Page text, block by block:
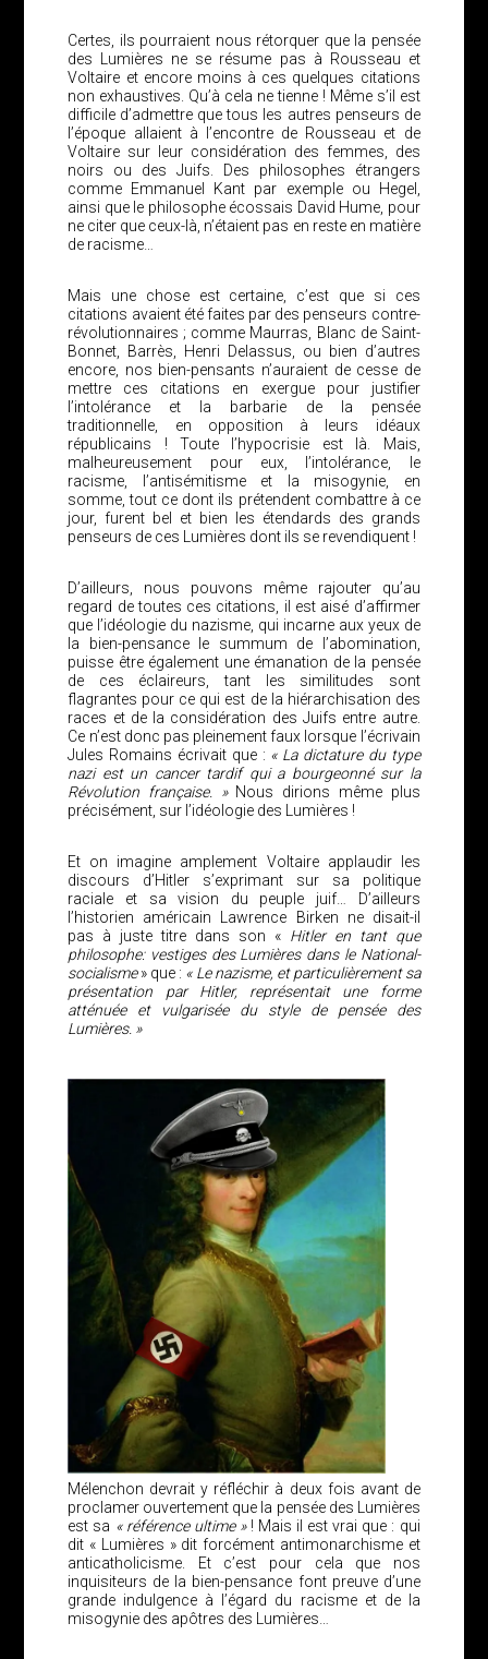
Certes, ils pourraient nous rétorquer que la pensée
des Lumières ne se résume pas à Rousseau et
Voltaire et encore moins à ces quelques citations
non exhaustives. Qu’à cela ne tienne ! Même s’il est
difficile d’admettre que tous les autres penseurs de
l’époque allaient à l’encontre de Rousseau et de
Voltaire sur leur considération des femmes, des
noirs ou des Juifs. Des philosophes étrangers
comme Emmanuel Kant par exemple ou Hegel,
ainsi que le philosophe écossais David Hume, pour
ne citer que ceux-là, n’étaient pas en reste en matière
de racisme…
Mais une chose est certaine, c’est que si ces
citations avaient été faites par des penseurs contre-
révolutionnaires ; comme Maurras, Blanc de Saint-
Bonnet, Barrès, Henri Delassus, ou bien d’autres
encore, nos bien-pensants n’auraient de cesse de
mettre ces citations en exergue pour justifier
l’intolérance et la barbarie de la pensée
traditionnelle, en opposition à leurs idéaux
républicains ! Toute l’hypocrisie est là. Mais,
malheureusement pour eux, l’intolérance, le
racisme, l’antisémitisme et la misogynie, en
somme, tout ce dont ils prétendent combattre à ce
jour, furent bel et bien les étendards des grands
penseurs de ces Lumières dont ils se revendiquent !
D’ailleurs, nous pouvons même rajouter qu’au
regard de toutes ces citations, il est aisé d’affirmer
que l’idéologie du nazisme, qui incarne aux yeux de
la bien-pensance le summum de l’abomination,
puisse être également une émanation de la pensée
de ces éclaireurs, tant les similitudes sont
flagrantes pour ce qui est de la hiérarchisation des
races et de la considération des Juifs entre autre.
Ce n’est donc pas pleinement faux lorsque l’écrivain
Jules Romains écrivait que : « La dictature du type
nazi est un cancer tardif qui a bourgeonné sur la
Révolution française. »Nous dirions même plus
précisément, sur l’idéologie des Lumières !
Et on imagine amplement Voltaire applaudir les
discours d’Hitler s’exprimant sur sa politique
raciale et sa vision du peuple juif… D’ailleurs
l’historien américain Lawrence Birken ne disait-il
pas à juste titre dans son « Hitler en tant que
philosophe: vestiges des Lumières dans le National-
socialisme» que : « Le nazisme, et particulièrement sa
présentation par Hitler, représentait une forme
atténuée et vulgarisée du style de pensée des
Lumières. »
Mélenchon devrait y réfléchir à deux fois avant de
proclamer ouvertement que la pensée des Lumières
est sa « référence ultime »! Mais il est vrai que : qui
dit « Lumières » dit forcément antimonarchisme et
anticatholicisme. Et c’est pour cela que nos
inquisiteurs de la bien-pensance font preuve d’une
grande indulgence à l’égard du racisme et de la
misogynie des apôtres des Lumières…